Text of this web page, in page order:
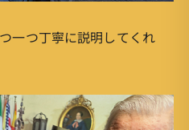
一つ丁寧に説明してくれ